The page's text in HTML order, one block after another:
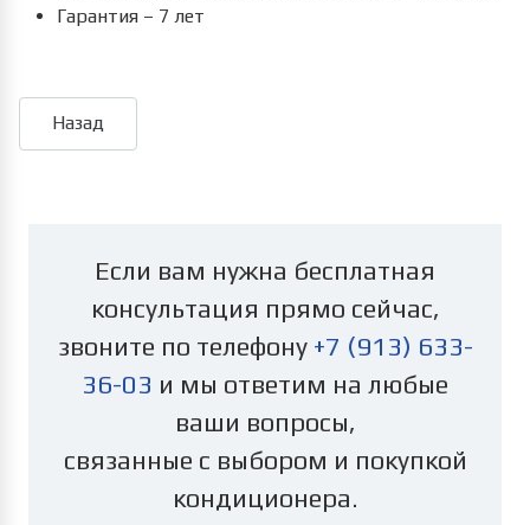
Гарантия – 7 лет
Если вам нужна бесплатная
консультация прямо сейчас,
звоните по телефону +7 (913) 633-
36-03 и мы ответим на любые
ваши вопросы,
связанные с выбором и покупкой
кондиционера.